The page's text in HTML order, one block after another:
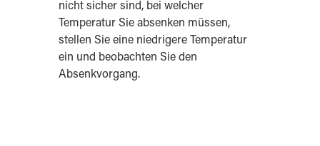
nicht sicher sind, bei welcher
Temperatur Sie absenken müssen,
stellen Sie eine niedrigere Temperatur
ein und beobachten Sie den
Absenkvorgang.